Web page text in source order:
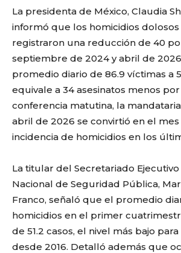
La presidenta de México, Claudia
informó que los homicidios
registraron una reducción de 40
septiembre de 2024 y abril de
promedio diario de 86.9 víctimas a
equivale a 34 asesinatos menos
conferencia matutina, la
abril de 2026 se convirtió en el
incidencia de homicidios en los
La titular del Secretariado
Nacional de Seguridad Pública,
Franco, señaló que el promedio
homicidios en el primer
de 51.2 casos, el nivel más bajo
desde 2016. Detalló además que